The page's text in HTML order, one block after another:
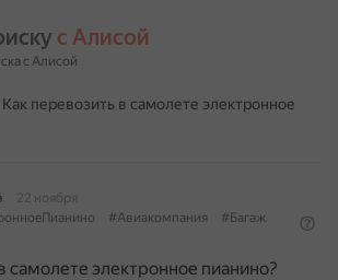
с Алисой
с Алисой
Как перевозить в самолете электронное
22 ноября
#Авиакомпания
#Багаж
самолете электронное пианино?